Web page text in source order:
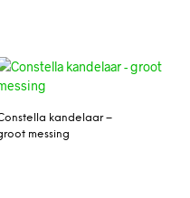
kandelaar –
messing